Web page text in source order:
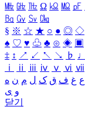
㎒ ㎓ ㎔ Ω ㏀ ㏁ ㎊
㏃ ㏉ ㏜ ㏆
§ ※ ☆ ★ ○ ● ◎ ◇
♠ ♡ ♥ ♧ ♣ ⊙ ◈ ▣
‡ ↕ ↗ ↙ ↖ ↘ ♭ ♩
ⅰ
ⅱ ⅲ ⅳ ⅴ ⅵ ⅶ
ع غ ف ق ک ل م ن ه
و ی
닫기